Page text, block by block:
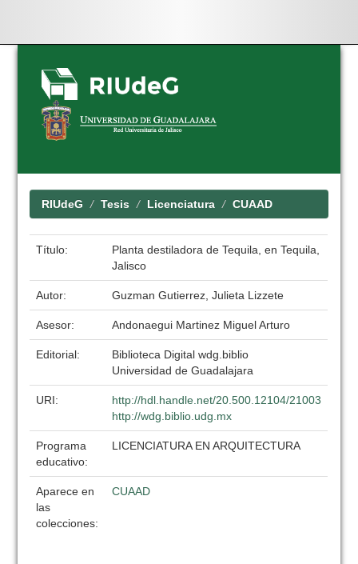
Skip
navigation
RIUdeG Tesis Licenciatura CUAAD
Título:
Planta destiladora de Tequila, en Tequila,
Jalisco
Autor: Guzman Gutierrez, Julieta Lizzete
Asesor: Andonaegui Martinez Miguel Arturo
Editorial:
Biblioteca Digital wdg.biblio
Universidad de Guadalajara
URI:
http://hdl.handle.net/20.500.12104/21003
http://wdg.biblio.udg.mx
Programa
educativo:
LICENCIATURA EN ARQUITECTURA
Aparece en
las
colecciones:
CUAAD